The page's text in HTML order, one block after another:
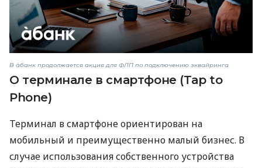
В àбанк продолжается акция для ФЛП по подключению эквайринга
О терминале в смартфоне (Tap to
Phone)
Терминал в смартфоне ориентирован на
мобильный и преимущественно малый бизнес. В
случае использования собственного устройства